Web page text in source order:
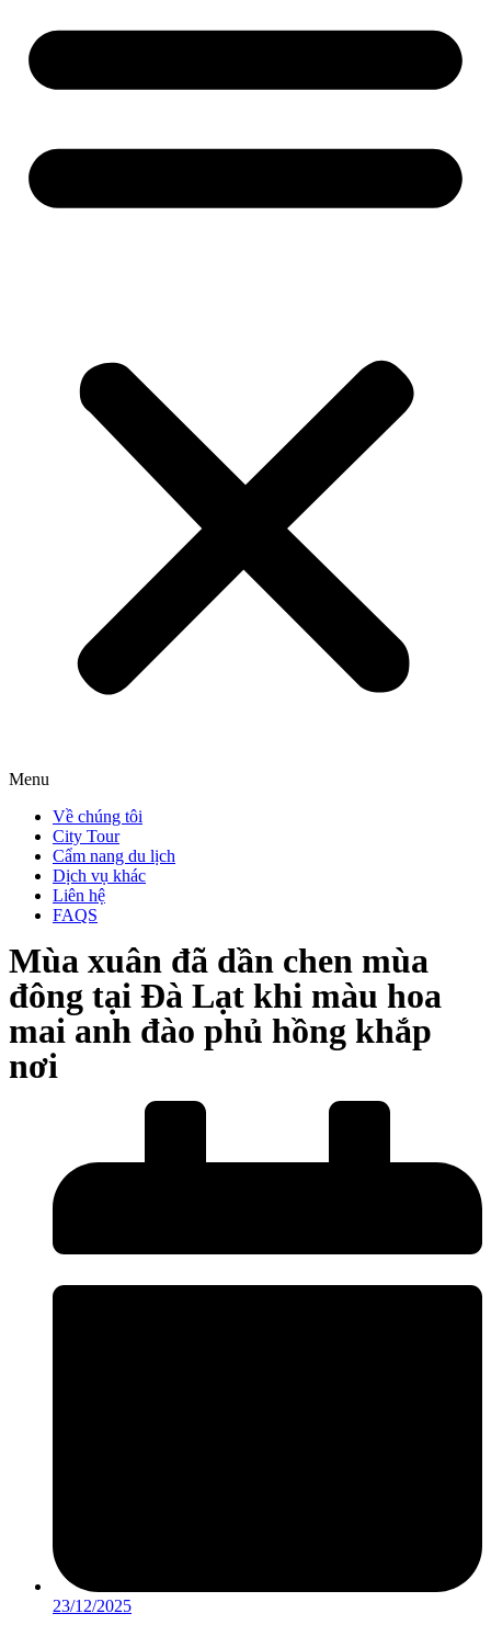
Menu
Về chúng tôi
City Tour
Cẩm nang du lịch
Dịch vụ khác
Liên hệ
FAQS
Mùa xuân đã dần chen mùa
đông tại Đà Lạt khi màu hoa
mai anh đào phủ hồng khắp
nơi
23/12/2025